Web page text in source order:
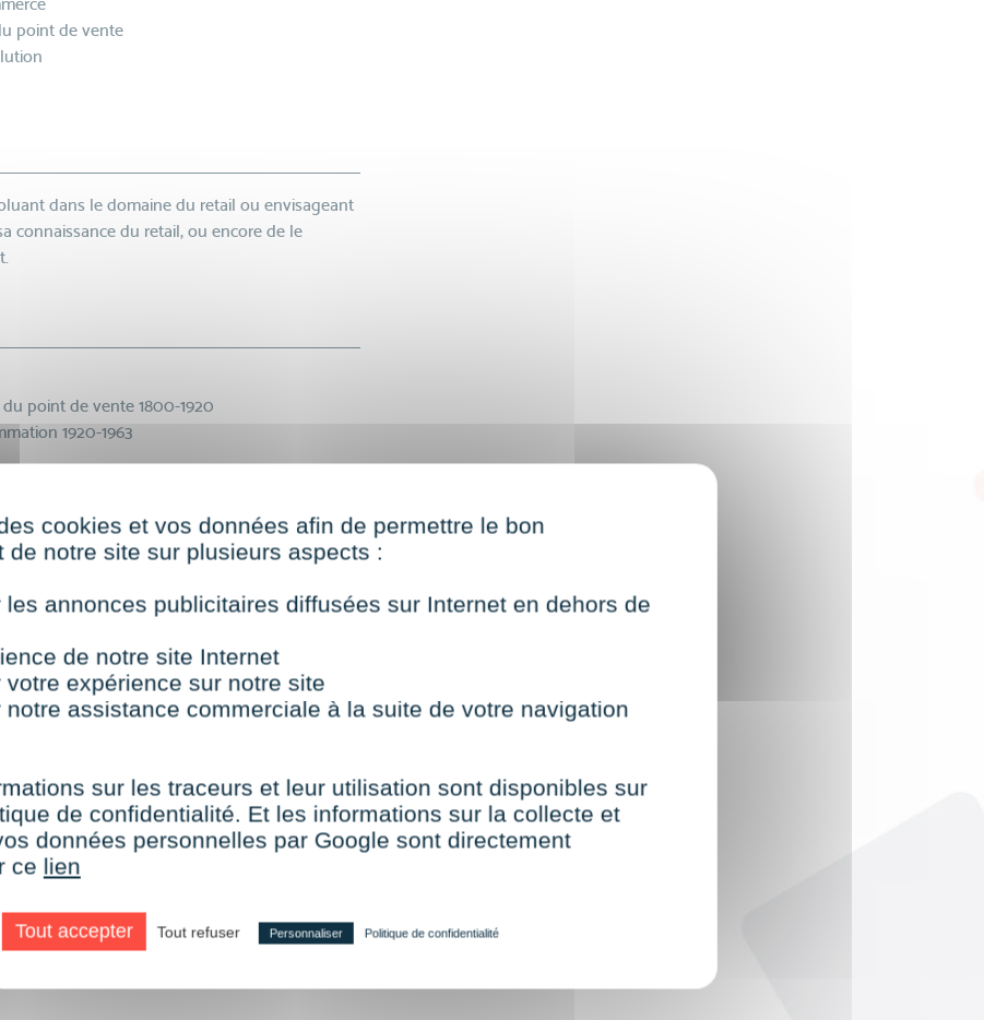
point de vente
dans le domaine du retail ou envisageant
connaissance du retail, ou encore de le
point de vente 1800-1920
1920-1963
de vente et circuit de distribution
traditionnels
non alimentaires
formats
du point de vente-
cookies et vos données afin de permettre le bon
de notre site sur plusieurs aspects :
les annonces publicitaires diffusées sur Internet en dehors de
de notre site Internet
votre expérience sur notre site
notre assistance commerciale à la suite de votre navigation
sur les traceurs et leur utilisation sont disponibles sur
de confidentialité. Et les informations sur la collecte et
données personnelles par Google sont directement
ce lien
Tout accepter Tout refuser Personnaliser Politique de confidentialité